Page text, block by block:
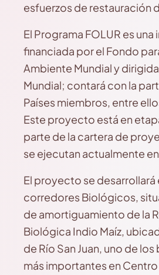
esfuerzos de restauración
El Programa FOLUR es una
financiada por el Fondo
Ambiente Mundial y
Mundial; contará con la
Países miembros, entre
Este proyecto está en
parte de la cartera de
se ejecutan actualmente
El proyecto se desarrollará
corredores Biológicos,
de amortiguamiento de la
Biológica Indio Maíz,
de Río San Juan, uno de
más importantes en